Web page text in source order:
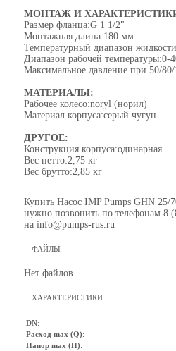
МОНТАЖ И
Размер фланца:G 1 1/2"
Монтажная длина:180 мм
Температурный диапазон
Диапазон рабочей температуры:0-
Максимальное давление при 50/
МАТЕРИАЛЫ:
Рабочее колесо:noryl (норил)
Материал корпуса:серый чугун
ДРУГОЕ:
Конструкция корпуса:одинарная
Вес нетто:2,75 кг
Вес брутто:2,85 кг
Купить Насос IMP Pumps GHN 25/
нужно позвонить по телефонам 8
на info@pumps-rus.ru
ФАЙЛЫ
Нет файлов
ХАРАКТЕРИСТИКИ
DN:
Расход max (Q):
Напор max (Н):